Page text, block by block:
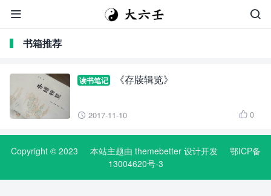


书箱推荐
读书笔记 《存牍辑览》
 2017-11-10  0
Copyright © 2023 本站主题由 themebetter设计开发
鄂ICP备
13004620号-3